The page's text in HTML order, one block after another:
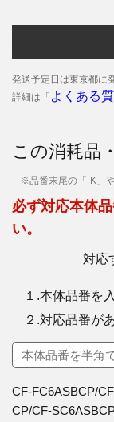
発送予定日は東京都に
詳細は「 よくある
この消耗品
※品番末尾の「-K」
必ず対応本体
い。
対応
１.本体品番を
２.対応品番が
CF-FC6ASBCP/
CP/CF-